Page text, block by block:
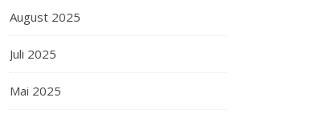
August 2025
Juli 2025
Mai 2025